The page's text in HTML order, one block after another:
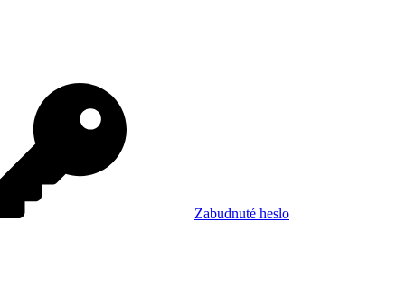
Zabudnuté heslo